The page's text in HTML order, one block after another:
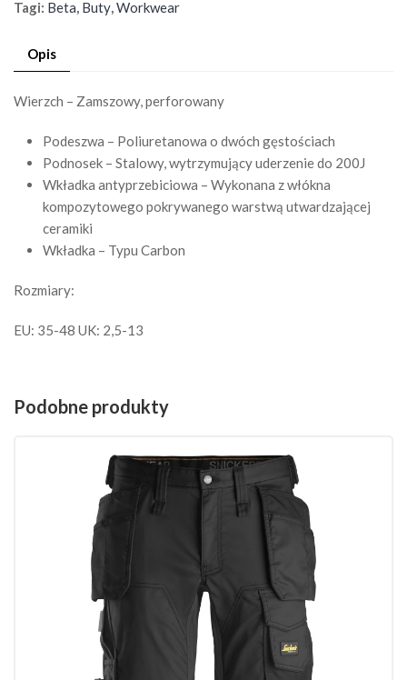
Tagi: Beta, Buty,Workwear
Opis
Wierzch – Zamszowy, perforowany
Podeszwa – Poliuretanowa o dwóch gęstościach
Podnosek – Stalowy, wytrzymujący uderzenie do 200J
Wkładka antyprzebiciowa – Wykonana z włókna
kompozytowego pokrywanego warstwą utwardzającej
ceramiki
Wkładka – Typu Carbon
Rozmiary:
EU: 35-48 UK: 2,5-13
Podobne produkty